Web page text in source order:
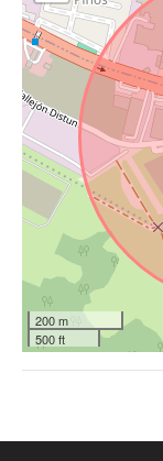
200 m
500 ft